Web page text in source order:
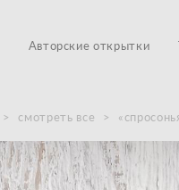
Авторские открытки
> смотреть все >